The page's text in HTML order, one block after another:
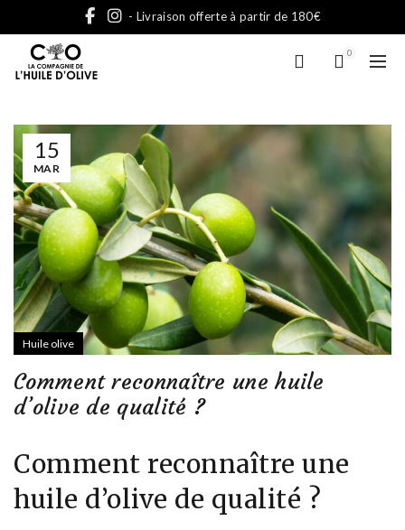
- Livraison offerte à partir de 180€
0
15
MAR
Huile olive
Comment reconnaître une huile
d’olive de qualité ?
Comment reconnaître une
huile d’olive de qualité ?